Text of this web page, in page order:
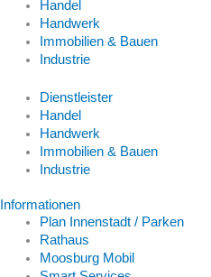
Handel
Handwerk
Immobilien & Bauen
Industrie
Dienstleister
Handel
Handwerk
Immobilien & Bauen
Industrie
Informationen
Plan Innenstadt / Parken
Rathaus
Moosburg Mobil